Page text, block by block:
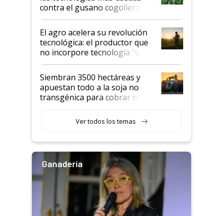
rendimiento
contra el gusano cogollero? El
desafío de una tecnología clave
El agro acelera su revolución
tecnológica: el productor que
no incorpore tecnología "va a
perder el tren"
Siembran 3500 hectáreas y
apuestan todo a la soja no
transgénica para cobrar más
Ver todos los temas
Ganadería